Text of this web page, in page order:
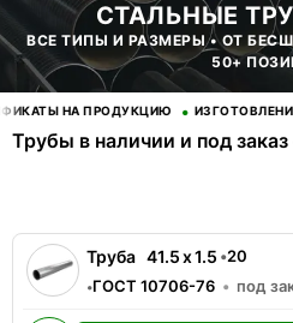
СТАЛЬНЫЕ
ВСЕ ТИПЫ И РАЗМЕРЫ • ОТ
50+
НА ПРОДУКЦИЮ • ИЗГОТОВЛЕНИЕ
Трубы в наличии и под
В наличии 3 позиций трубы
Труба 41.5x1.5 •20
•ГОСТ 10706-76 под